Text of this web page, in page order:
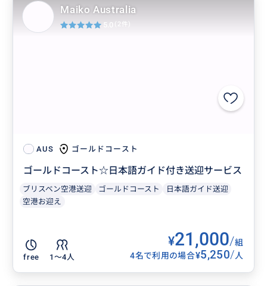
AUS ゴールドコースト
ゴールドコースト☆日本語ガイド付き送迎サービス
ブリスベン空港送迎 ゴールドコースト
日本語ガイド送迎
空港お迎え
free 1〜4人
¥21,000/組
4名で利用の場合¥5,250/人
Maiko Australia
5.0 (2件)